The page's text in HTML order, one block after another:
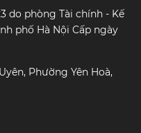
do phòng Tài chính - Kế
phố Hà Nội Cấp ngày
Phường Yên Hoà,